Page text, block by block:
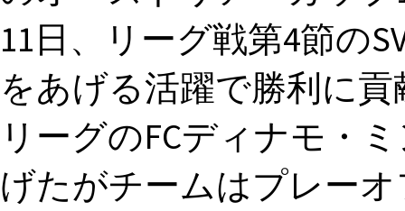
11日、リーグ戦第4節の
をあげる活躍で勝利に貢
リーグのFCディナモ・
げたがチームはプレー